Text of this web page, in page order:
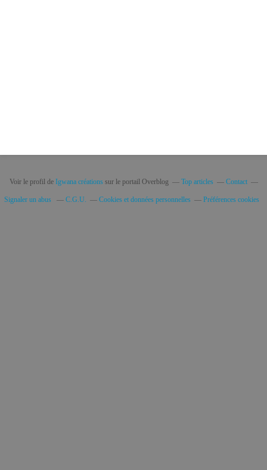
Voir le profil de Igwana créationssur le portail Overblog Top articles Contact
Signaler un abus C.G.U. Cookies et données personnelles Préférences cookies